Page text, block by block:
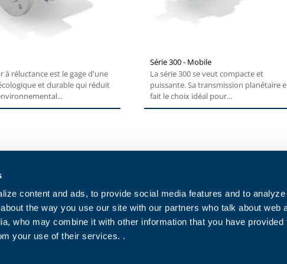
content and ads, to provide social media features and to
the way you use our site with our partners who talk about web
who may combine it with other information that you have provided
your use of their services. .
à réluctance est le gage d'une
et durable qui réduit
Série 300 - Mobile
La série 300 se veut compacte et
puissante. Sa transmission planétaire
fait le choix idéal pour...
For indirect suppliers
Politique de
Conditions de